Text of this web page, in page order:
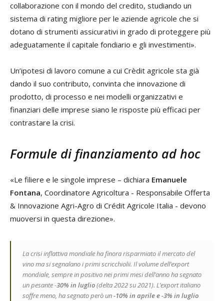
collaborazione con il mondo del credito, studiando un
sistema di rating migliore per le aziende agricole che si
dotano di strumenti assicurativi in grado di proteggere più
adeguatamente il capitale fondiario e gli investimenti».
Un’ipotesi di lavoro comune a cui Crèdit agricole sta già
dando il suo contributo, convinta che innovazione di
prodotto, di processo e nei modelli organizzativi e
finanziari delle imprese siano le risposte più efficaci per
contrastare la crisi.
Formule di finanziamento ad hoc
«Le filiere e le singole imprese – dichiara Emanuele
Fontana, Coordinatore Agricoltura - Responsabile Offerta
& Innovazione Agri-Agro di Crédit Agricole Italia - devono
muoversi in questa direzione».
La crisi inflattiva mondiale ha finora risparmiato il mercato del
vino ma si segnalano i primi scricchiolii. Il volume dell’export
mondiale, sempre in positivo nei primi mesi dell’anno ha segnato
un pesante -30% in luglio(delta 2022 su 2021). L’export italiano
soffre meno, ha segnato però un-10% in aprile e -3% in luglio